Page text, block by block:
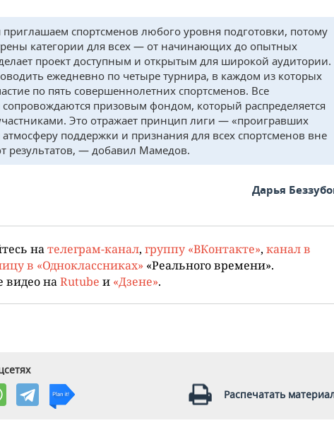
спортсменов любого уровня подготовки, потому
категории для всех — от начинающих до опытных
проект доступным и открытым для широкой аудитории.
ежедневно по четыре турнира, в каждом из которых
по пять совершеннолетних спортсменов. Все
призовым фондом, который распределяется
Это отражает принцип лиги — «проигравших
атмосферу поддержки и признания для всех спортсменов вне
результатов, — добавил Мамедов.
Дарья
нателеграм-канал, группу «ВКонтакте», канал в
в «Одноклассниках» «Реального времени».
видео наRutube и «Дзене».
Распечатать